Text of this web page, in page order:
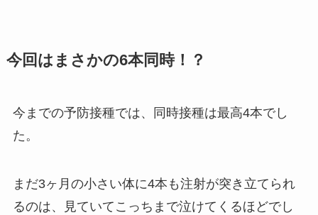
今回はまさかの6本同時！？
今までの予防接種では、同時接種は最高4本でし
た。
まだ3ヶ月の小さい体に4本も注射が突き立てられ
るのは、見ていてこっちまで泣けてくるほどでし